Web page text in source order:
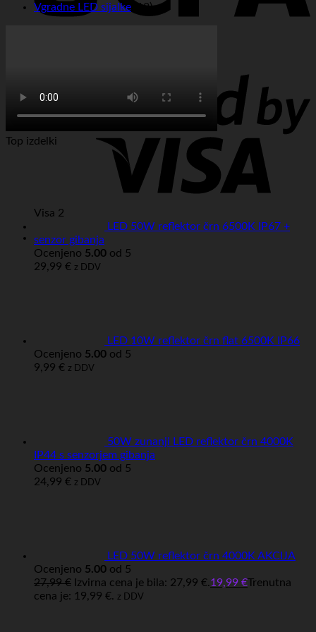
Visa 2
Vgradne LED sijalke
(18)
Top izdelki
LED 50W reflektor črn 6500K IP67 +
senzor gibanja
Ocenjeno 5.00 od 5
29,99 € z DDV
LED 10W reflektor črn flat 6500K IP66
Ocenjeno 5.00 od 5
9,99 € z DDV
50W zunanji LED reflektor črn 4000K
IP44 s senzorjem gibanja
Ocenjeno 5.00 od 5
24,99 € z DDV
LED 50W reflektor črn 4000K AKCIJA
Ocenjeno 5.00 od 5
27,99€ Izvirna cena je bila: 27,99 €.19,99 €Trenutna
cena je: 19,99 €. z DDV